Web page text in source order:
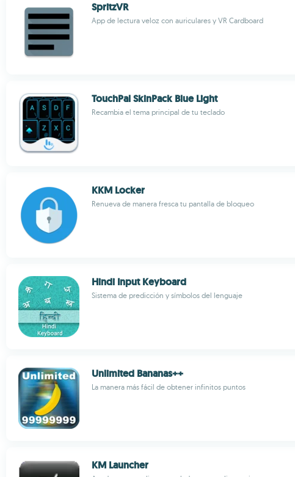
SpritzVR
App de lectura veloz con auriculares y VR Cardboard
TouchPal SkinPack Blue Light
Recambia el tema principal de tu teclado
KKM Locker
Renueva de manera fresca tu pantalla de bloqueo
Hindi Input Keyboard
Sistema de predicción y símbolos del lenguaje
Unlimited Bananas++
La manera más fácil de obtener infinitos puntos
KM Launcher